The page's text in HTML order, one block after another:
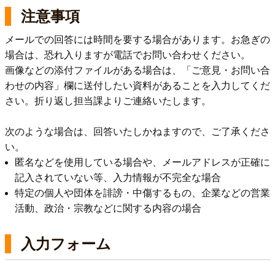
注意事項
メールでの回答には時間を要する場合があります。お急ぎの
場合は、恐れ入りますが電話でお問い合わせください。
画像などの添付ファイルがある場合は、「ご意見・お問い合
わせの内容」欄に送付したい資料があることを入力してくだ
さい。折り返し担当課よりご連絡いたします。
次のような場合は、回答いたしかねますので、ご了承くださ
い。
匿名などを使用している場合や、メールアドレスが正確に
記入されていない等、入力情報が不完全な場合
特定の個人や団体を誹謗・中傷するもの、企業などの営業
活動、政治・宗教などに関する内容の場合
入力フォーム